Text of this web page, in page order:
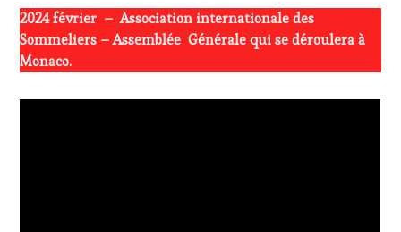
2024 février – Association internationale des
Sommeliers – Assemblée Générale qui se déroulera à
Monaco.